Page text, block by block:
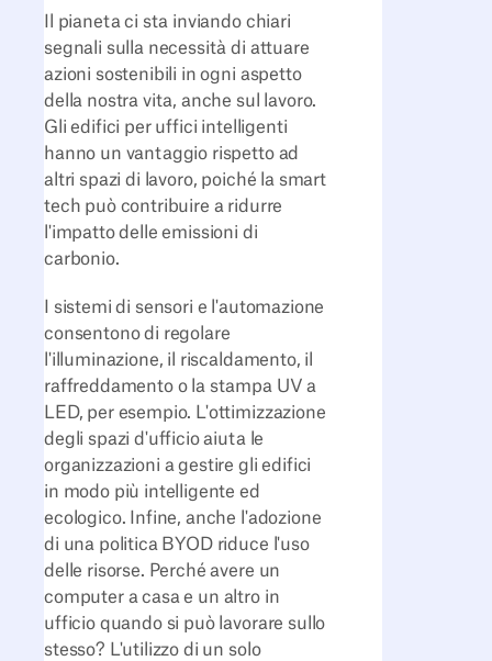
Il pianeta ci sta inviando chiari
segnali sulla necessità di attuare
azioni sostenibili in ogni aspetto
della nostra vita, anche sul lavoro.
Gli edifici per uffici intelligenti
hanno un vantaggio rispetto ad
altri spazi di lavoro, poiché la smart
tech può contribuire a ridurre
l'impatto delle emissioni di
carbonio.
I sistemi di sensori e l'automazione
consentono di regolare
l'illuminazione, il riscaldamento, il
raffreddamento o la stampa UV a
LED, per esempio. L'ottimizzazione
degli spazi d'ufficio aiuta le
organizzazioni a gestire gli edifici
in modo più intelligente ed
ecologico. Infine, anche l'adozione
di una politica BYOD riduce l'uso
delle risorse. Perché avere un
computer a casa e un altro in
ufficio quando si può lavorare sullo
stesso? L'utilizzo di un solo